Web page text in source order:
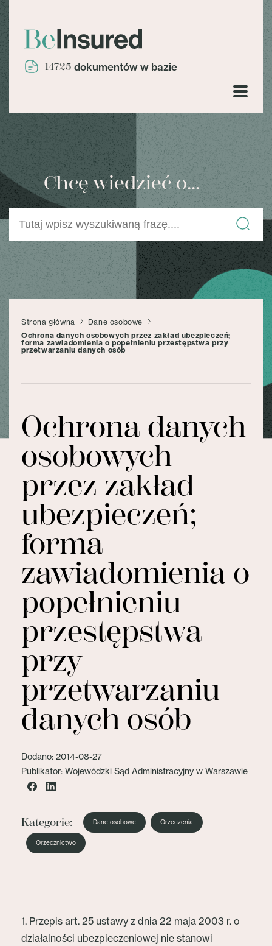
14725 dokumentów w bazie
Chcę wiedzieć o...
Strona główna
Dane osobowe
Ochrona danych osobowych przez zakład ubezpieczeń;
forma zawiadomienia o popełnieniu przestępstwa przy
przetwarzaniu danych osób
Ochrona danych
osobowych
przez zakład
ubezpieczeń;
forma
zawiadomienia o
popełnieniu
przestępstwa
przy
przetwarzaniu
danych osób
Dodano: 2014-08-27
Publikator: Wojewódzki Sąd Administracyjny w Warszawie
Kategorie: Dane osobowe Orzeczenia
Orzecznictwo
1. Przepis art. 25 ustawy z dnia 22 maja 2003 r. o
działalności ubezpieczeniowej nie stanowi